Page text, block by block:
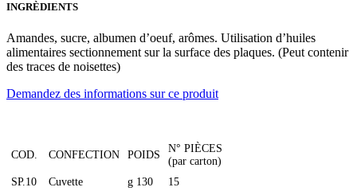
INGRÈDIENTS
Amandes, sucre, albumen d’oeuf, arômes. Utilisation d’huiles
alimentaires sectionnement sur ​​la surface des plaques. (Peut contenir
des traces de noisettes)
Demandez des informations sur ce produit
COD. CONFECTION POIDS
N° PIÈCES
(par carton)
SP.10
Cuvette g 130
15